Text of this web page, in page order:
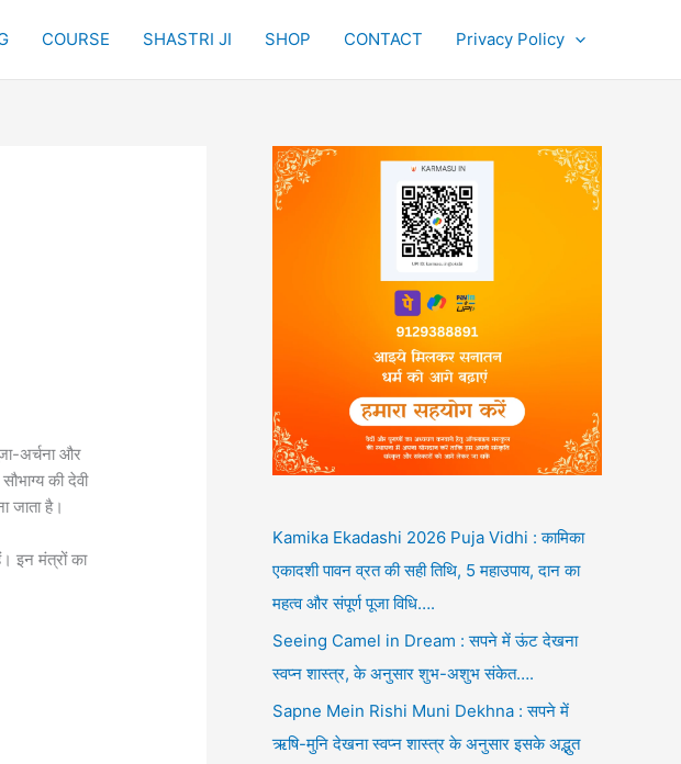
COURSE SHASTRI JI SHOP CONTACT Privacy Policy
अर्चना और
की देवी
जाता है।
इन मंत्रों का
Kamika Ekadashi 2026 Puja Vidhi : कामिका
एकादशी पावन व्रत की सही तिथि, 5 महाउपाय, दान का
महत्व और संपूर्ण पूजा विधि….
Seeing Camel in Dream : सपने में ऊंट देखना
स्वप्न शास्त्र, के अनुसार शुभ-अशुभ संकेत….
Sapne Mein Rishi Muni Dekhna : सपने में
ऋषि-मुनि देखना स्वप्न शास्त्र के अनुसार इसके अद्भुत